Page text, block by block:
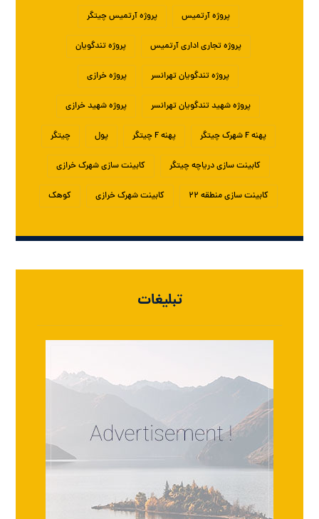
پروژه آرتمیس پروژه آرتمیس چیتگر
پروژه تجاری اداری آرتمیس پروژه تندگویان
پروژه تندگویان تهرانسر پروژه خرازی
پروژه شهید تندگویان تهرانسر پروژه شهید خرازی
پهنه F شهرک چیتگر پهنه F چیتگر پول چیتگر
کابینت سازی دریاچه چیتگر کابینت سازی شهرک خرازی
کابینت سازی منطقه ۲۲ کابینت شهرک خرازی کوهک
تبلیغات